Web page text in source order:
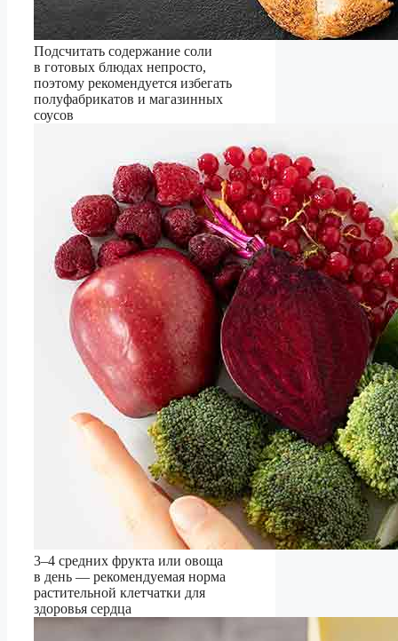
Подсчитать содержание соли
в готовых блюдах непросто,
поэтому рекомендуется избегать
полуфабрикатов и магазинных
соусов
3–4 средних фрукта или овоща
в день — рекомендуемая норма
растительной клетчатки для
здоровья сердца